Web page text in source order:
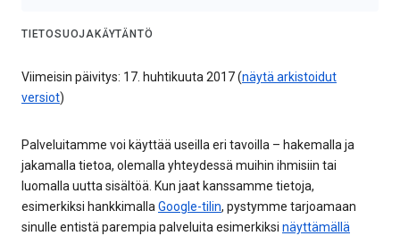
TIETOSUOJAKÄYTÄNTÖ
Viimeisin päivitys: 17. huhtikuuta 2017 (näytä arkistoidut
versiot)
Palveluitamme voi käyttää useilla eri tavoilla – hakemalla ja
jakamalla tietoa, olemalla yhteydessä muihin ihmisiin tai
luomalla uutta sisältöä. Kun jaat kanssamme tietoja,
esimerkiksi hankkimallaGoogle-tilin, pystymme tarjoamaan
sinulle entistä parempia palveluita esimerkiksi näyttämällä